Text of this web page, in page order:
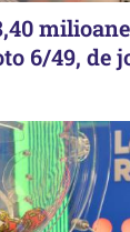
6/49, de